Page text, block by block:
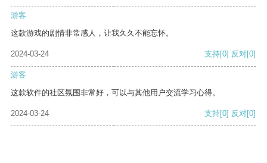
游客
这款游戏的剧情非常感人，让我久久不能忘怀。
2024-03-24 支持[0] 反对[0]
游客
这款软件的社区氛围非常好，可以与其他用户交流学习心得。
2024-03-24 支持[0] 反对[0]